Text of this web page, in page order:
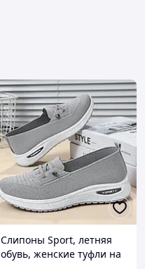
Слипоны Sport, летняя
обувь, женские туфли на